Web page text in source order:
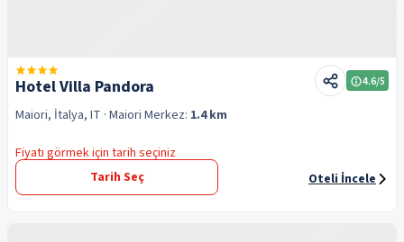
Hotel Villa Pandora 4.6/5
Maiori, İtalya, IT · Maiori Merkez: 1.4 km
Fiyatı görmek için tarih seçiniz
Tarih Seç
Oteli İncele